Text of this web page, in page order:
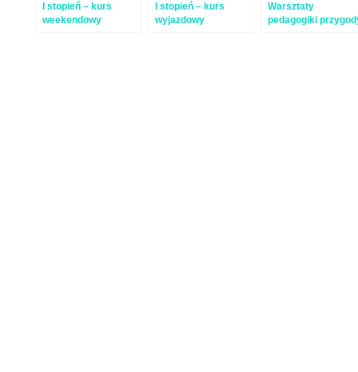
I stopień – kurs
weekendowy
I stopień – kurs
wyjazdowy
Warsztaty
pedagogiki